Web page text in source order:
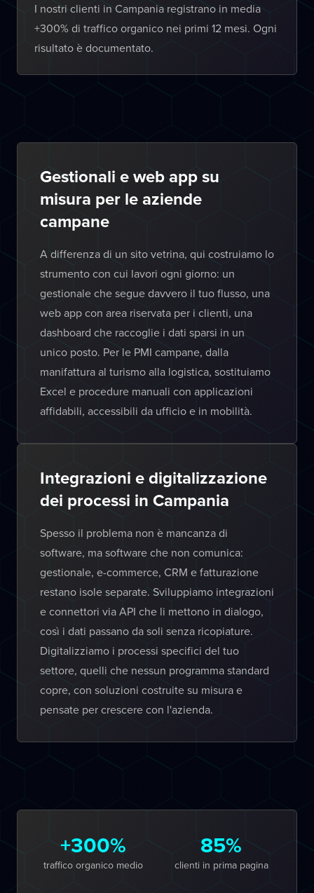
I nostri clienti in Campania registrano in media
+300% di traffico organico nei primi 12 mesi. Ogni
risultato è documentato.
Gestionali e web app su
misura per le aziende
campane
A differenza di un sito vetrina, qui costruiamo lo
strumento con cui lavori ogni giorno: un
gestionale che segue davvero il tuo flusso, una
web app con area riservata per i clienti, una
dashboard che raccoglie i dati sparsi in un
unico posto. Per le PMI campane, dalla
manifattura al turismo alla logistica, sostituiamo
Excel e procedure manuali con applicazioni
affidabili, accessibili da ufficio e in mobilità.
Integrazioni e digitalizzazione
dei processi in Campania
Spesso il problema non è mancanza di
software, ma software che non comunica:
gestionale, e-commerce, CRM e fatturazione
restano isole separate. Sviluppiamo integrazioni
e connettori via API che li mettono in dialogo,
così i dati passano da soli senza ricopiature.
Digitalizziamo i processi specifici del tuo
settore, quelli che nessun programma standard
copre, con soluzioni costruite su misura e
pensate per crescere con l'azienda.
+300%
traffico organico medio
85%
clienti in prima pagina